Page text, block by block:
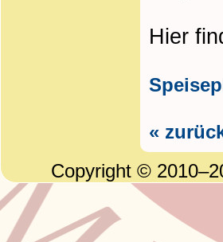
Hier
«
Copyright ©